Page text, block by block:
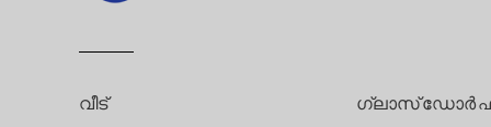
വീട് ഗ്ലാസ് ഡോർ